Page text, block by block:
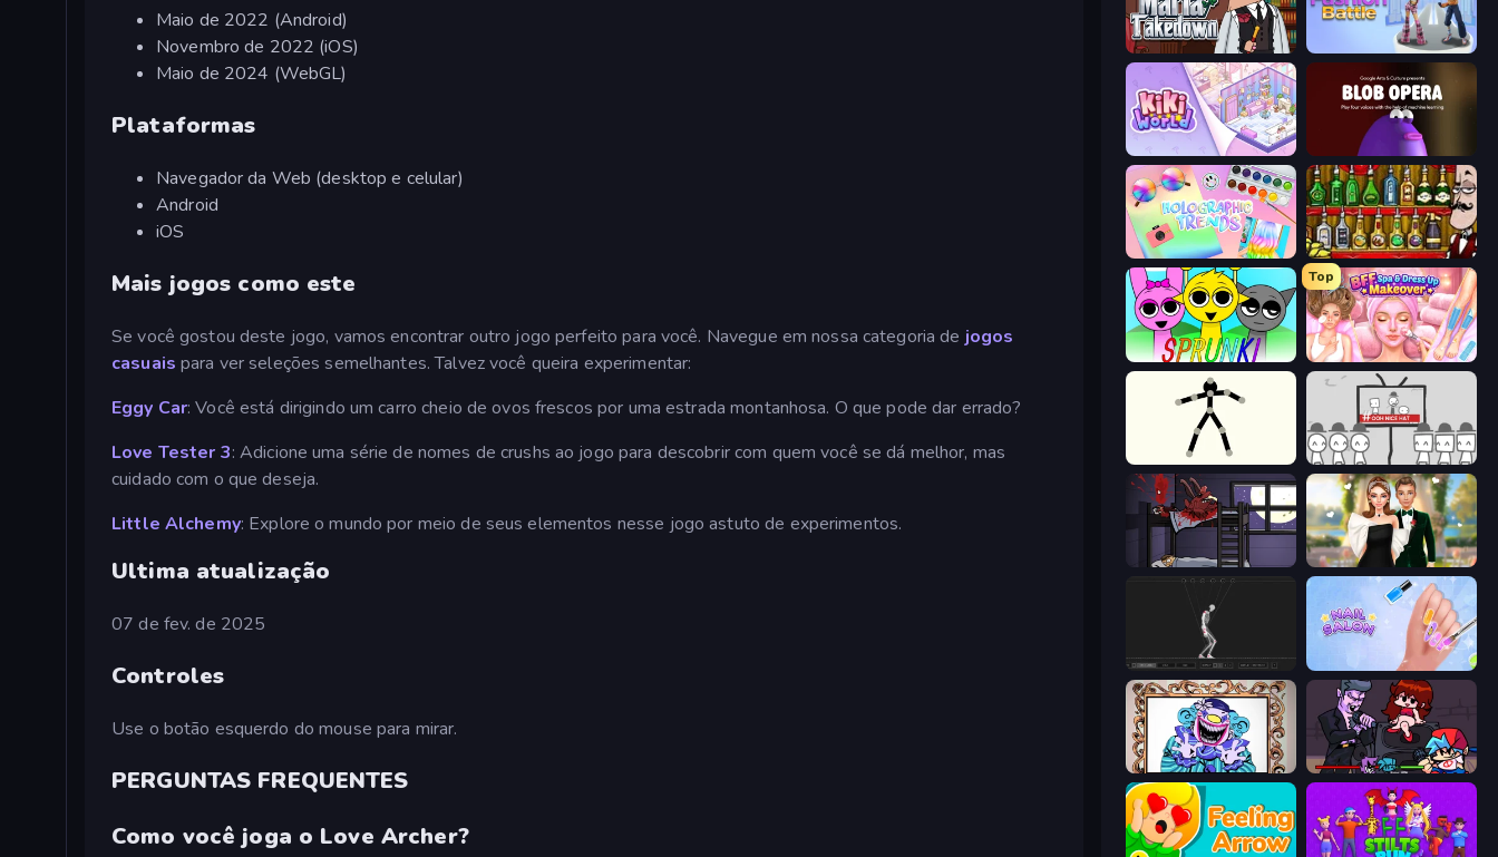
Maio de 2022 (Android)
Novembro de 2022 (iOS)
Maio de 2024 (WebGL)
Plataformas
Navegador da Web (desktop e celular)
Android
iOS
Mais jogos como este
Se você gostou deste jogo, vamos encontrar outro jogo perfeito para você. Navegue em nossa categoria de jogos
casuais para ver seleções semelhantes. Talvez você queira experimentar:
Eggy Car: Você está dirigindo um carro cheio de ovos frescos por uma estrada montanhosa. O que pode dar errado?
Love Tester 3: Adicione uma série de nomes de crushs ao jogo para descobrir com quem você se dá melhor, mas
cuidado com o que deseja.
Little Alchemy: Explore o mundo por meio de seus elementos nesse jogo astuto de experimentos.
Ultima atualização
07 de fev. de 2025
Controles
Use o botão esquerdo do mouse para mirar.
PERGUNTAS FREQUENTES
Como você joga o Love Archer?
Mafia Takedown Fashion Battle
KiKi World Blob Opera
Holographic Trends Bartender The Right Mix
Sprunki
Top
BFF Makeover - Spa & Dress Up
Stick Animator We Become What We Behold
The Visitor Valentine's Day Proposal
Skeleton Simulator Nail Salon
Exhibit of Sorrows Friday Night Funkin'